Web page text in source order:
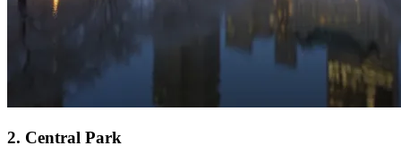
2. Central Park